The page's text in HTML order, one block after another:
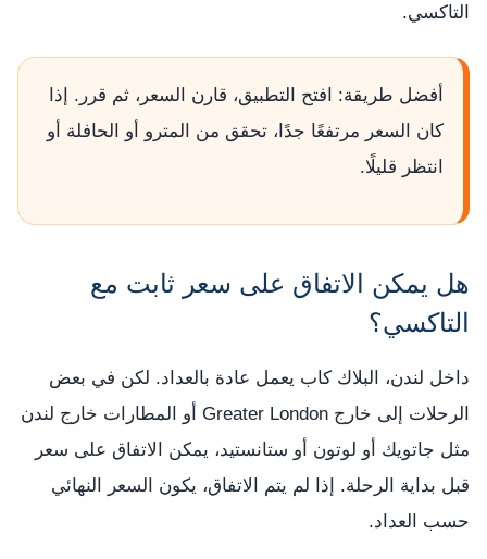
التاكسي.
أفضل طريقة: افتح التطبيق، قارن السعر، ثم قرر. إذا
كان السعر مرتفعًا جدًا، تحقق من المترو أو الحافلة أو
انتظر قليلًا.
هل يمكن الاتفاق على سعر ثابت مع
التاكسي؟
داخل لندن، البلاك كاب يعمل عادة بالعداد. لكن في بعض
الرحلات إلى خارج Greater London أو المطارات خارج لندن
مثل جاتويك أو لوتون أو ستانستيد، يمكن الاتفاق على سعر
قبل بداية الرحلة. إذا لم يتم الاتفاق، يكون السعر النهائي
حسب العداد.